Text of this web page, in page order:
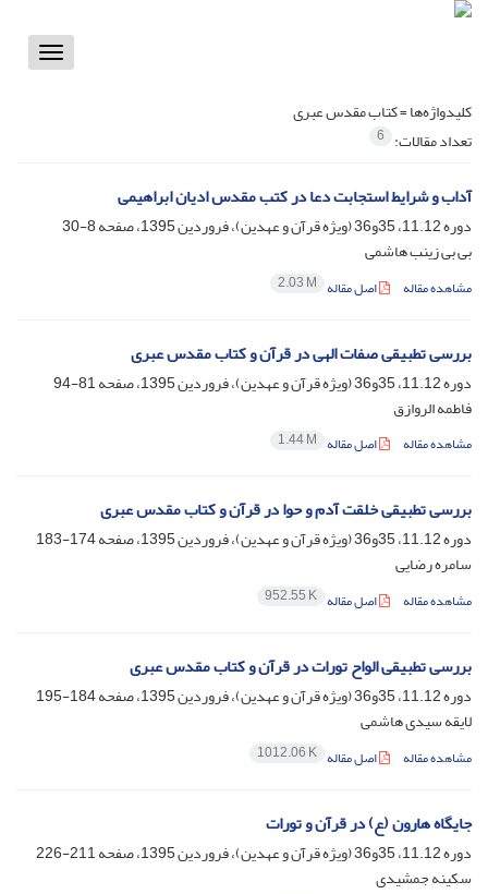
Toggle
کلیدواژه‌ها =کتاب مقدس عبری
تعداد مقالات: 6
آداب و شرایط استجابت دعا در کتب مقدس ادیان ابراهیمی
دوره 11.12، 35و36 (ویژه قرآن و عهدین)، فروردین 1395، صفحه
8-30
بی بی زینب هاشمی
مشاهده مقاله اصل مقاله 2.03 M
بررسی تطبیقی صفات الهی در قرآن و کتاب مقدس عبری
دوره 11.12، 35و36 (ویژه قرآن و عهدین)، فروردین 1395، صفحه
81-94
فاطمه الروازق
مشاهده مقاله اصل مقاله 1.44 M
بررسی تطبیقی خلقت آدم و حوا در قرآن و کتاب مقدس عبری
دوره 11.12، 35و36 (ویژه قرآن و عهدین)، فروردین 1395، صفحه
174-183
سامره رضایی
مشاهده مقاله اصل مقاله 952.55 K
بررسی تطبیقی الواح تورات در قرآن و کتاب مقدس عبری
دوره 11.12، 35و36 (ویژه قرآن و عهدین)، فروردین 1395، صفحه
184-195
لایقه سیدی هاشمی
مشاهده مقاله اصل مقاله 1012.06 K
جایگاه هارون (ع) در قرآن و تورات
دوره 11.12، 35و36 (ویژه قرآن و عهدین)، فروردین 1395، صفحه
211-226
سکینه جمشیدی